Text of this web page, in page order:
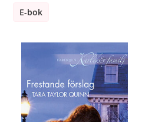
E-bok